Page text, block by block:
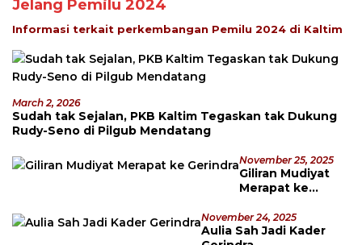
Jelang Pemilu 2024
Informasi terkait perkembangan Pemilu 2024 di Kaltim
March 2, 2026
Sudah tak Sejalan, PKB Kaltim Tegaskan tak Dukung
Rudy-Seno di Pilgub Mendatang
November 25, 2025
Giliran Mudiyat
Merapat ke
November 24, 2025
Aulia Sah Jadi Kader